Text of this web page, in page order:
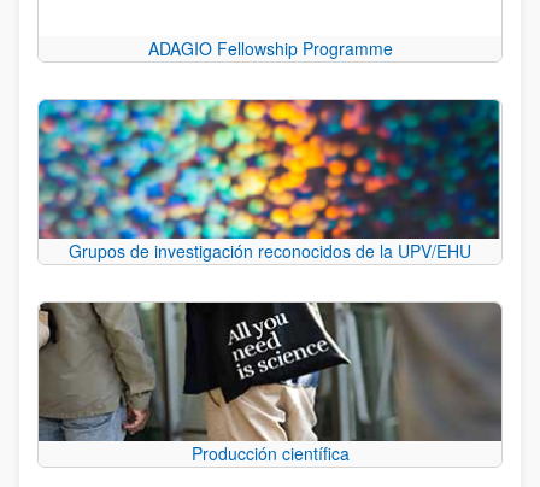
ADAGIO Fellowship Programme
Grupos de investigación reconocidos de la UPV/EHU
Producción científica